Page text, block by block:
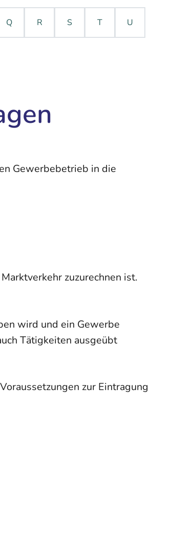
Q R S T U
Gewerbebetrieb in die
zuzurechnen ist.
wird und ein Gewerbe
Tätigkeiten ausgeübt
zur Eintragung